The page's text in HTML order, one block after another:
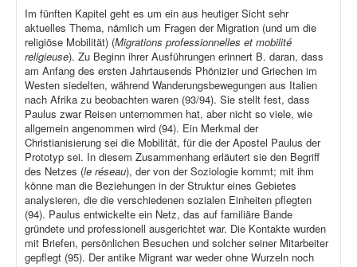
Im fünften Kapitel geht es um ein aus heutiger Sicht sehr
aktuelles Thema, nämlich um Fragen der Migration (und um die
religiöse Mobilität) (Migrations professionnelles et mobilité
religieuse). Zu Beginn ihrer Ausführungen erinnert B. daran, dass
am Anfang des ersten Jahrtausends Phönizier und Griechen im
Westen siedelten, während Wanderungsbewegungen aus Italien
nach Afrika zu beobachten waren (93/94). Sie stellt fest, dass
Paulus zwar Reisen unternommen hat, aber nicht so viele, wie
allgemein angenommen wird (94). Ein Merkmal der
Christianisierung sei die Mobilität, für die der Apostel Paulus der
Prototyp sei. In diesem Zusammenhang erläutert sie den Begriff
des Netzes (le réseau), der von der Soziologie kommt; mit ihm
könne man die Beziehungen in der Struktur eines Gebietes
analysieren, die die verschiedenen sozialen Einheiten pflegten
(94). Paulus entwickelte ein Netz, das auf familiäre Bande
gründete und professionell ausgerichtet war. Die Kontakte wurden
mit Briefen, persönlichen Besuchen und solcher seiner Mitarbeiter
gepflegt (95). Der antike Migrant war weder ohne Wurzeln noch